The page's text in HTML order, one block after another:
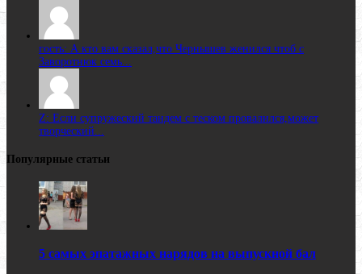
гость: А кто вам сказал,что Чернышев женился чтоб с
Заворотнюк семь...
Z: Если супружеский тандем с теском провалился,может
творческий...
Популярные статьи
5 самых эпатажных нарядов на выпускной бал